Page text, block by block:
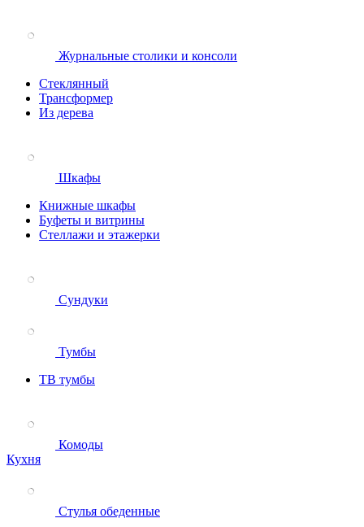
Журнальные столики и консоли
Стеклянный
Трансформер
Из дерева
Шкафы
Книжные шкафы
Буфеты и витрины
Стеллажи и этажерки
Сундуки
Тумбы
ТВ тумбы
Комоды
Кухня
Стулья обеденные